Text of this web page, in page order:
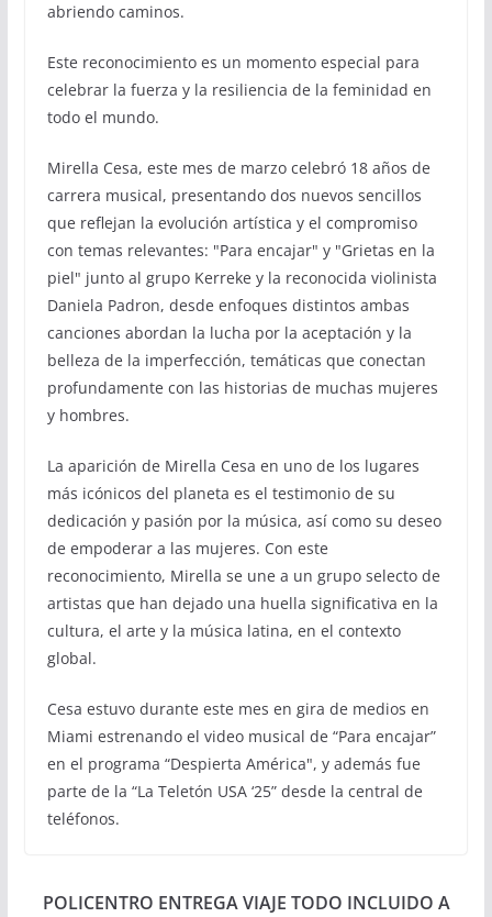
abriendo caminos.
Este reconocimiento es un momento especial para
celebrar la fuerza y la resiliencia de la feminidad en
todo el mundo.
Mirella Cesa, este mes de marzo celebró 18 años de
carrera musical, presentando dos nuevos sencillos
que reflejan la evolución artística y el compromiso
con temas relevantes: "Para encajar" y "Grietas en la
piel" junto al grupo Kerreke y la reconocida violinista
Daniela Padron, desde enfoques distintos ambas
canciones abordan la lucha por la aceptación y la
belleza de la imperfección, temáticas que conectan
profundamente con las historias de muchas mujeres
y hombres.
La aparición de Mirella Cesa en uno de los lugares
más icónicos del planeta es el testimonio de su
dedicación y pasión por la música, así como su deseo
de empoderar a las mujeres. Con este
reconocimiento, Mirella se une a un grupo selecto de
artistas que han dejado una huella significativa en la
cultura, el arte y la música latina, en el contexto
global.
Cesa estuvo durante este mes en gira de medios en
Miami estrenando el video musical de “Para encajar”
en el programa “Despierta América", y además fue
parte de la “La Teletón USA ‘25” desde la central de
teléfonos.
POLICENTRO ENTREGA VIAJE TODO INCLUIDO A